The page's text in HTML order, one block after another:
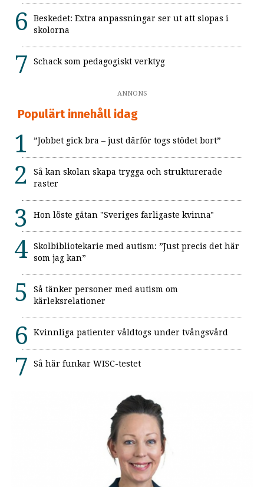
Beskedet: Extra anpassningar ser ut att slopas i
skolorna
Schack som pedagogiskt verktyg
ANNONS
Populärt innehåll idag
”Jobbet gick bra – just därför togs stödet bort”
Så kan skolan skapa trygga och strukturerade
raster
Hon löste gåtan "Sveriges farligaste kvinna"
Skolbibliotekarie med autism: ”Just precis det här
som jag kan”
Så tänker personer med autism om
kärleksrelationer
Kvinnliga patienter våldtogs under tvångsvård
Så här funkar WISC-testet